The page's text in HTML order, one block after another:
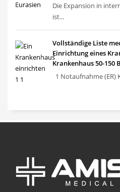
Die Expansion in
ist...
Vollständige Liste
Einrichtung eines
Krankenhaus 50-150
1 Notaufnahme (ER)